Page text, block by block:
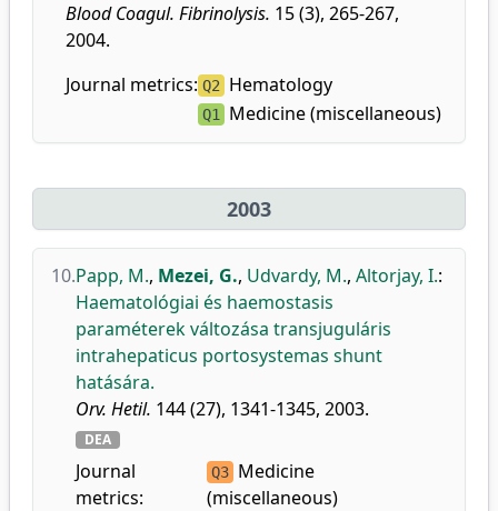
Blood Coagul. Fibrinolysis. 15 (3), 265-267,
2004.
Journal metrics: Q2 Hematology
Q1 Medicine (miscellaneous)
2003
10.Papp, M., Mezei, G., Udvardy, M., Altorjay, I.:
Haematológiai és haemostasis
paraméterek változása transjuguláris
intrahepaticus portosystemas shunt
hatására.
Orv. Hetil. 144 (27), 1341-1345, 2003.
DEA
Journal
metrics:
Q3 Medicine
(miscellaneous)